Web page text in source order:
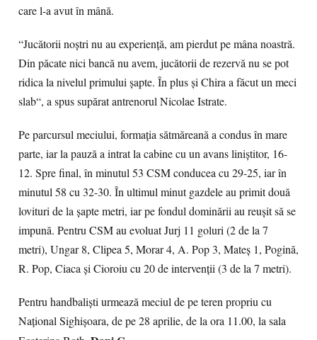
care l-a avut în mână.
“Jucătorii noştri nu au experienţă, am pierdut pe mâna noastră.
Din păcate nici bancă nu avem, jucătorii de rezervă nu se pot
ridica la nivelul primului şapte. În plus şi Chira a făcut un meci
slab“, a spus supărat antrenorul Nicolae Istrate.
Pe parcursul meciului, formaţia sătmăreană a condus în mare
parte, iar la pauză a intrat la cabine cu un avans liniştitor, 16-
12. Spre final, în minutul 53 CSM conducea cu 29-25, iar în
minutul 58 cu 32-30. În ultimul minut gazdele au primit două
lovituri de la şapte metri, iar pe fondul dominării au reuşit să se
impună. Pentru CSM au evoluat Jurj 11 goluri (2 de la 7
metri), Ungar 8, Clipea 5, Morar 4, A. Pop 3, Mateş 1, Pogină,
R. Pop, Ciaca şi Cioroiu cu 20 de intervenţii (3 de la 7 metri).
Pentru handbalişti urmează meciul de pe teren propriu cu
Naţional Sighişoara, de pe 28 aprilie, de la ora 11.00, la sala